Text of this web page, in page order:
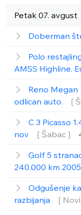
Petak 07. avgust
Doberman
Polo
AMSS Highline.
Reno Megan
odlican auto.
C 3 Picasso
nov
❲Šabac❳
Golf 5
240.000 km
Odgušenje
razbijanja